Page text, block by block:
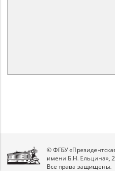
© ФГБУ
имени Б.Н. Ельцина»,
Все права защищены.